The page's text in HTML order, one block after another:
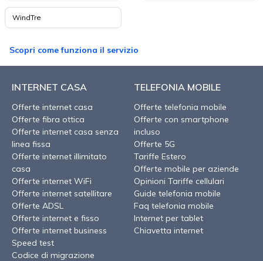
WindTre
Scopri come funziona il servizio
INTERNET CASA
Offerte internet casa
Offerte fibra ottica
Offerte internet casa senza
linea fissa
Offerte internet illimitato
casa
Offerte internet WiFi
Offerte internet satellitare
Offerte ADSL
Offerte internet e fisso
Offerte internet business
Speed test
Codice di migrazione
TELEFONIA MOBILE
Offerte telefonia mobile
Offerte con smartphone
incluso
Offerte 5G
Tariffe Estero
Offerte mobile per aziende
Opinioni Tariffe cellulari
Guide telefonia mobile
Faq telefonia mobile
Internet per tablet
Chiavetta internet